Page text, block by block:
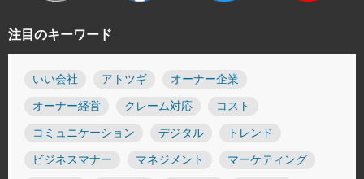
注目のキーワード
いい会社 アトツギ オーナー企業
オーナー経営 クレーム対応 コスト
コミュニケーション デジタル トレンド
ビジネスマナー マネジメント マーケティング